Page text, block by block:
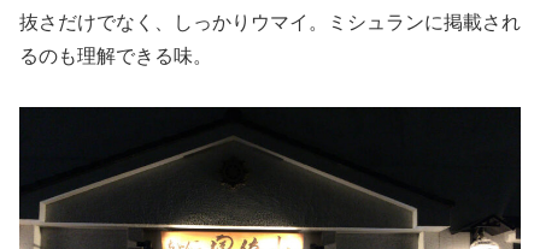
抜さだけでなく、しっかりウマイ。ミシュランに掲載され
るのも理解できる味。